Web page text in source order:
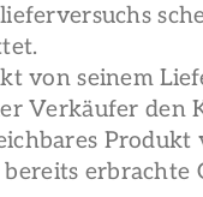
von seinem
Verkäufer den
erbrachte